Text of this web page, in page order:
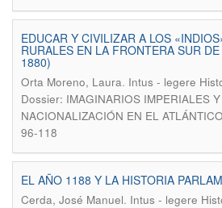
EDUCAR Y CIVILIZAR A LOS
RURALES EN LA FRONTERA SUR
1880)
Orta Moreno, Laura. Intus - legere
Dossier: IMAGINARIOS IMPERIALES
NACIONALIZACIÓN EN EL
96-118
EL AÑO 1188 Y LA HISTORIA
Cerda, José Manuel. Intus - legere